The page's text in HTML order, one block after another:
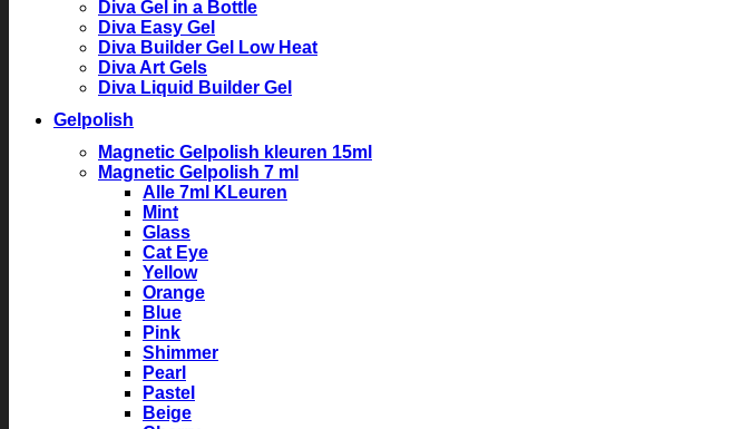
Diva Gel in a Bottle
Diva Easy Gel
Diva Builder Gel Low Heat
Diva Art Gels
Diva Liquid Builder Gel
Gelpolish
Magnetic Gelpolish kleuren 15ml
Magnetic Gelpolish 7 ml
Alle 7ml KLeuren
Mint
Glass
Cat Eye
Yellow
Orange
Blue
Pink
Shimmer
Pearl
Pastel
Beige